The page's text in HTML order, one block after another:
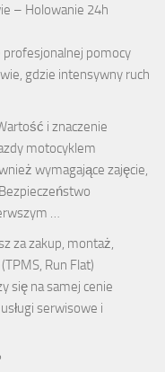
– Holowanie 24h
profesjonalnej pomocy
gdzie intensywny ruch
i znaczenie
motocyklem
wymagające zajęcie,
…
za zakup, montaż,
Run Flat)
się na samej cenie
serwisowe i